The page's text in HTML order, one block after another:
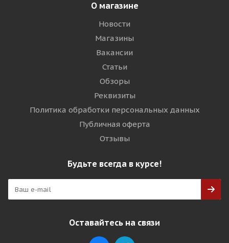
О магазине
Новости
Магазины
Вакансии
Статьи
Обзоры
Реквизиты
Политика обработки персональных данных
Публичная оферта
Отзывы
Будьте всегда в курсе!
Оставайтесь на связи